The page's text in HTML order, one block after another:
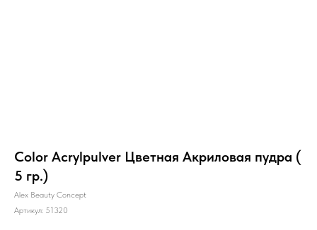
Color Acrylpulver Цветная Акриловая пудра (
5 гр.)
Alex Beauty Concept
Артикул: 51320